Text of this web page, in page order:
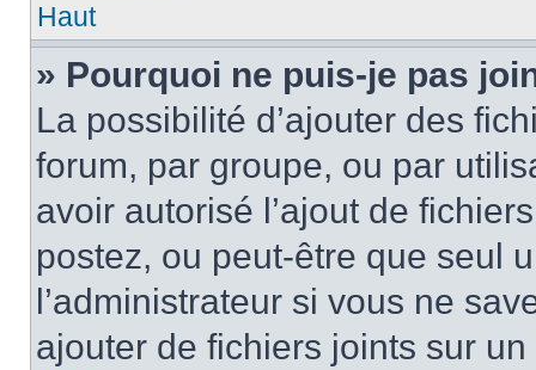
Haut
» Pourquoi ne puis-je pas
La possibilité d’ajouter des
forum, par groupe, ou par
avoir autorisé l’ajout de
postez, ou peut-être que seul
l’administrateur si vous ne
ajouter de fichiers joints sur un